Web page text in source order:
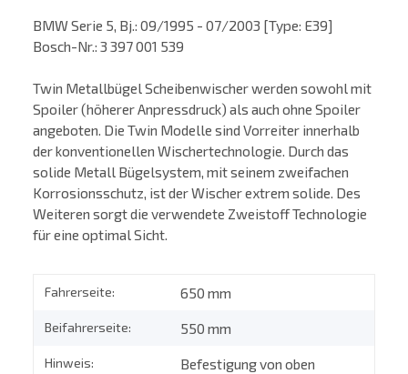
BMW Serie 5, Bj.: 09/1995 - 07/2003 [Type: E39]
Bosch-Nr.: 3 397 001 539
Twin Metallbügel Scheibenwischer werden sowohl mit
Spoiler (höherer Anpressdruck) als auch ohne Spoiler
angeboten. Die Twin Modelle sind Vorreiter innerhalb
der konventionellen Wischertechnologie. Durch das
solide Metall Bügelsystem, mit seinem zweifachen
Korrosionsschutz, ist der Wischer extrem solide. Des
Weiteren sorgt die verwendete Zweistoff Technologie
für eine optimal Sicht.
Fahrerseite: 650 mm
Beifahrerseite: 550 mm
Hinweis: Befestigung von oben